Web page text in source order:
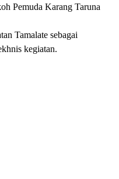
Pemuda Karang Taruna
Tamalate sebagai
kegiatan.